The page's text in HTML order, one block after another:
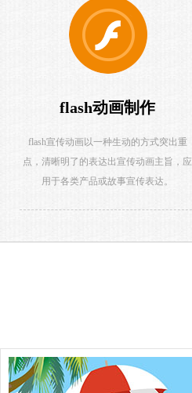
flash动画制作
flash宣传动画以一种生动的方式突出重
点，清晰明了的表达出宣传动画主旨，应
用于各类产品或故事宣传表达。